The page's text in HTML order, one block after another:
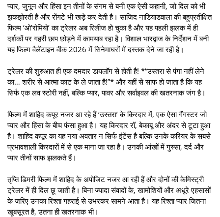
प्यार, जुनून और हिंसा इन तीनों के संगम से बनी एक ऐसी कहानी, जो दिल को भी
झकझोरती है और रोंगटे भी खड़े कर देती है। साजिद नाडियाडवाला की बहुप्रतीक्षित
फिल्म ‘ओ’रोमियो’ का ट्रेलर अब रिलीज हो चुका है और यह पहली झलक में ही
दर्शकों पर गहरी छाप छोड़ने में कामयाब रहा है। विशाल भारद्वाज के निर्देशन में बनी
यह फिल्म वैलेंटाइन वीक 2026 में सिनेमाघरों में दस्तक देने जा रही है।
ट्रेलर की शुरुआत ही एक दमदार डायलॉग से होती है! *“उस्तरा से पंगा नहीं लेने
का… शरीर से आत्मा काट के ले जाता है!”* और यहीं से साफ हो जाता है कि यह
सिर्फ एक लव स्टोरी नहीं, बल्कि प्यार, पावर और सर्वाइवल की खतरनाक जंग है।
फिल्म में शाहिद कपूर नजर आ रहे हैं ‘उस्तरा’ के किरदार में, एक ऐसा गैंगस्टर जो
प्यार और हिंसा के बीच फंसा हुआ है। यह किरदार रॉ, बेकाबू और अंदर से टूटा हुआ
है। शाहिद कपूर का यह नया अवतार न सिर्फ इंटेंस है बल्कि उनके करियर के सबसे
प्रभावशाली किरदारों में से एक माना जा रहा है। उनकी आंखों में गुस्सा, दर्द और
प्यार तीनों साफ झलकते हैं।
तृप्ति डिमरी फिल्म में शाहिद के अपोजिट नजर आ रही हैं और दोनों की केमिस्ट्री
ट्रेलर में ही दिल छू जाती है। बिना ज्यादा संवादों के, खामोशियों और अधूरे एहसासों
के जरिए उनका रिश्ता गहराई से उभरकर सामने आता है। यह रिश्ता प्यार जितना
खूबसूरत है, उतना ही खतरनाक भी।